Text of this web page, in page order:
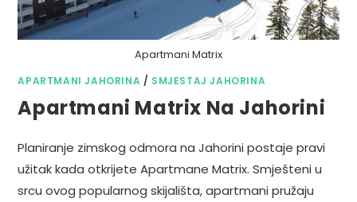
Apartmani Matrix
APARTMANI JAHORINA / SMJESTAJ JAHORINA
Apartmani Matrix Na Jahorini
Planiranje zimskog odmora na Jahorini postaje pravi
užitak kada otkrijete Apartmane Matrix. Smješteni u
srcu ovog popularnog skijališta, apartmani pružaju